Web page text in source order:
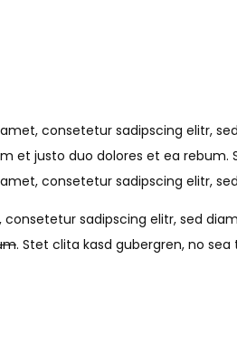
consetetur sadipscing elitr,
et justo duo dolores et ea
consetetur sadipscing elitr,
sadipscing elitr, sed
. Stet clita kasd gubergren, no